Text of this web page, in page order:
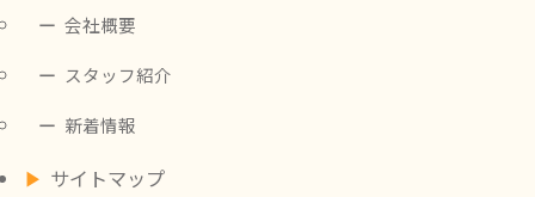
会社概要
スタッフ紹介
新着情報
サイトマップ